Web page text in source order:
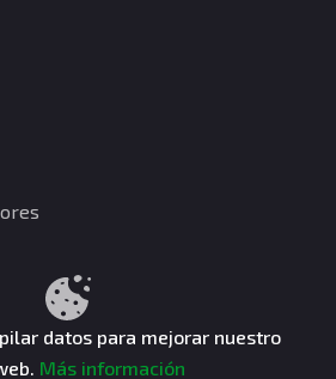
y condiciones
Todos los derechos reservados.
datos para mejorar nuestro
Más información